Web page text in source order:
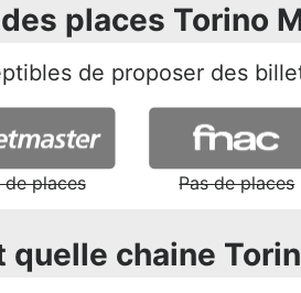
places Torino
de proposer des
de places Pas de places
quelle chaine